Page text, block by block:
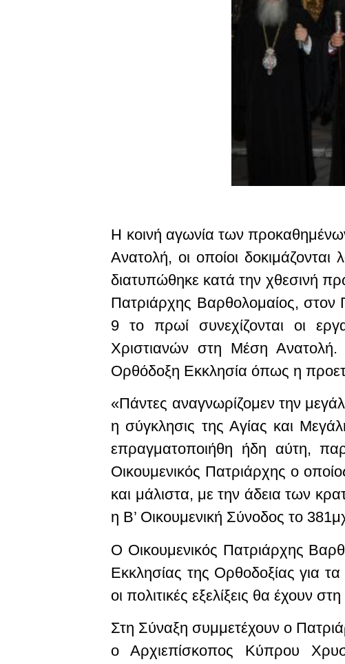
Η κοινή αγωνία των
Ανατολή, οι οποίοι
διατυπώθηκε κατά την χθεσινή
Πατριάρχης Βαρθολομαίος, στον
9 το πρωί συνεχίζονται οι
Χριστιανών στη Μέση
Ορθόδοξη Εκκλησία όπως η
«Πάντες αναγνωρίζομεν την
η σύγκλησις της Αγίας και
επραγματοποιήθη ήδη αύτη,
Οικουμενικός Πατριάρχης ο
και μάλιστα, με την άδεια των
η Β’ Οικουμενική Σύνοδος το
Ο Οικουμενικός Πατριάρχης
Εκκλησίας της Ορθοδοξίας για
οι πολιτικές εξελίξεις θα έχουν
Στη Σύναξη συμμετέχουν ο
ο Αρχιεπίσκοπος Κύπρου